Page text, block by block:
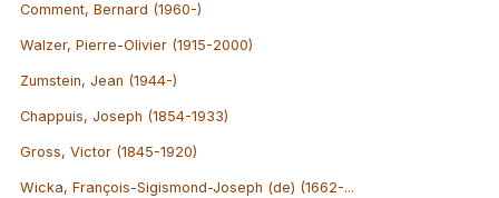
Comment, Bernard (1960-)
Walzer, Pierre-Olivier (1915-2000)
Zumstein, Jean (1944-)
Chappuis, Joseph (1854-1933)
Gross, Victor (1845-1920)
Wicka, François-Sigismond-Joseph (de) (1662-...